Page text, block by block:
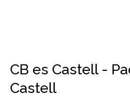
CB es Castell -
Castell